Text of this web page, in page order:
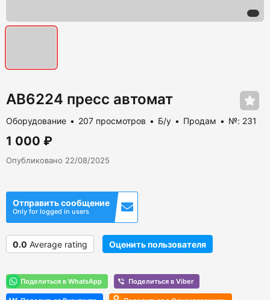
АВ6224 пресс автомат
Оборудование 207 просмотров Б/у Продам №: 231
1 000 ₽
Опубликовано 22/08/2025
Отправить сообщение
Only for logged in users
0.0 Average rating Оценить пользователя